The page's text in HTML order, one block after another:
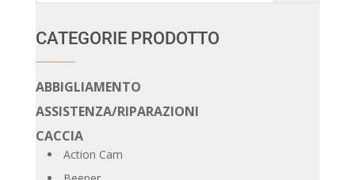
CATEGORIE PRODOTTO
ABBIGLIAMENTO
ASSISTENZA/RIPARAZIONI
CACCIA
Action Cam